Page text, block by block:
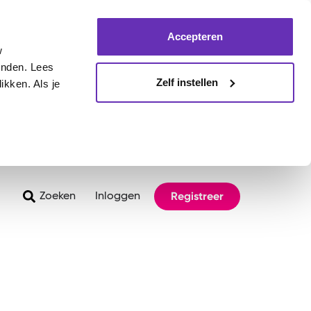
Lees
Als je
Accepteren
Zelf instellen
Zoeken Inloggen Registreer